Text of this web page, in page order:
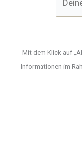
Mit dem Klick auf
Informationen im